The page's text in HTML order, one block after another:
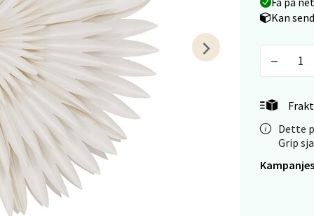
Kan
Dette
Grip
og Sandnes - Kilden Senter
16, 4016 Stavanger
dag 10-20
og Sandnes - Kvadrat